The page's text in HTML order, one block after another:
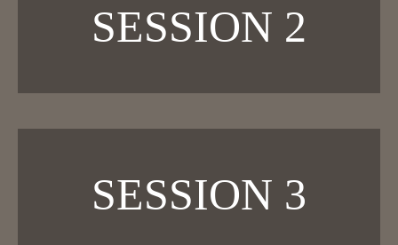
SESSION 2
SESSION 3